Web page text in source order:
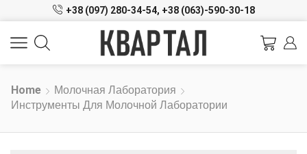
+38 (097) 280-34-54, +38 (063)-590-30-18
Home
Молочная Лаборатория
Инструменты Для Молочной Лаборатории